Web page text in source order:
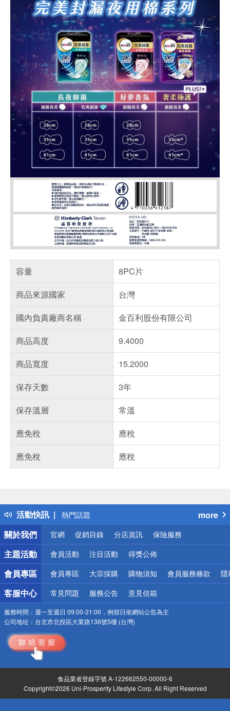
容量
8PC片
商品來源國家
台灣
國內負責廠商名稱
金百利股份有限公司
商品高度
9.4000
商品寬度
15.2000
保存天數
3年
保存溫層
常溫
應免稅
應稅
應免稅
應稅
活動快訊
得獎公告
熱門話題
銀行優惠
偏遠地區配送
詐騙網頁！請小心！
more
關於我們
官網 促銷目錄 分店資訊 保險服務
主題活動 會員活動 注目活動 得獎公佈
會員專區 會員專區 大宗採購 購物須知 會員服務條款 隱
客服中心 常見問題 服務公告 意見信箱
服務時間： 週一至週日 09:00-21:00，例假日依網站公告為主
公司地址： 台北市北投區大業路136號5樓 (台灣)
食品業者登錄字號 A-122662550-00000-6
Copyright©2026 Uni-Prosperity Lifestyle Corp. All Right Reserved